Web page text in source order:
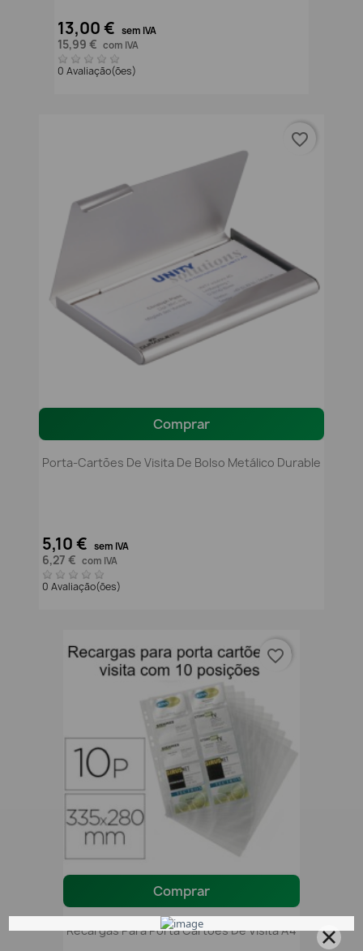
13,00 € sem IVA
15,99 € com IVA
0 Avaliação(ões)
Comprar
Porta-Cartões De Visita De Bolso Metálico Durable
5,10 € sem IVA
6,27 € com IVA
0 Avaliação(ões)
favorite_border
Comprar
Recargas Para Porta Cartões De Visita A4
favorite_border